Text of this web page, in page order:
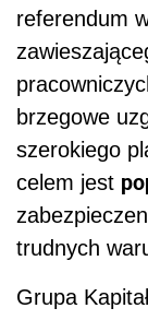
referendum
brzegowe
szerokiego
celem jest
trudnych
Grupa